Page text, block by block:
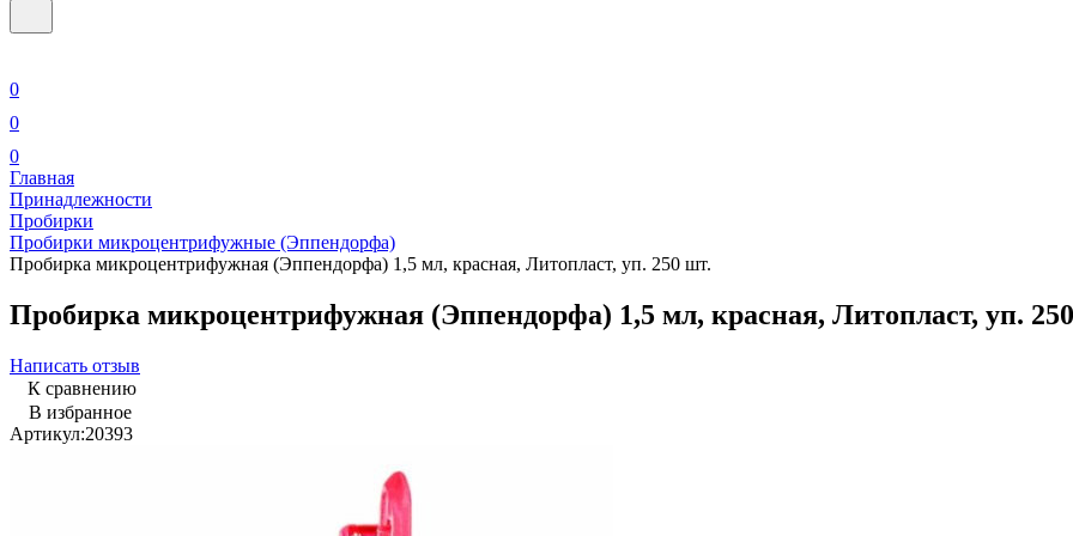
0
0
0
Главная
Принадлежности
Пробирки
Пробирки микроцентрифужные (Эппендорфа)
Пробирка микроцентрифужная (Эппендорфа) 1,5 мл, красная, Литопласт, уп. 250 шт.
Пробирка микроцентрифужная (Эппендорфа) 1,5 мл, красная, Литопласт, уп.
Написать отзыв
К сравнению
В избранное
Артикул:20393